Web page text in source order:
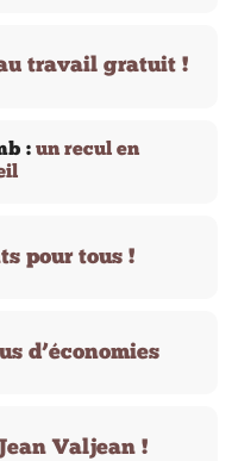
travail gratuit !
: un recul en
pour tous !
d’économies
Valjean !